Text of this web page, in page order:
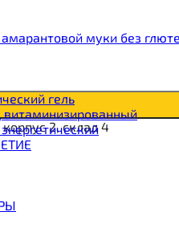
гель
витаминизированный
муки без
2, склад 4